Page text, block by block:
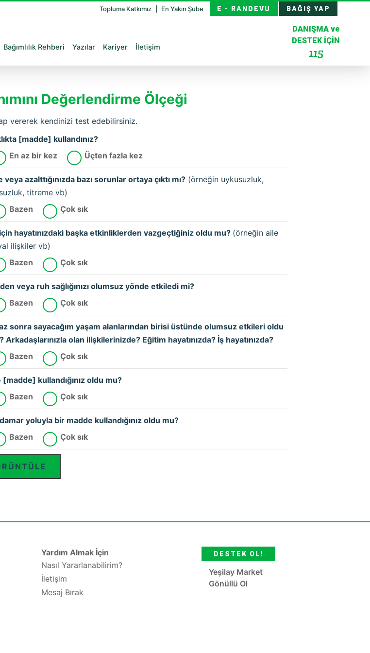
Topluma Katkımız En Yakın Şube E - RANDEVU BAĞIŞ YAP
Bağımlılık Rehberi Yazılar Kariyer İletişim
DANIŞMA ve
DESTEK İÇİN
115
Değerlendirme Ölçeği
vererek kendinizi test edebilirsiniz.
[madde] kullandınız?
En az bir kez Üçten fazla kez
azalttığınızda bazı sorunlar ortaya çıktı mı? (örneğin uykusuzluk,
titreme vb)
Bazen Çok sık
için hayatınızdaki başka etkinliklerden vazgeçtiğiniz oldu mu? (örneğin aile
ilişkiler vb)
Bazen Çok sık
veya ruh sağlığınızı olumsuz yönde etkiledi mi?
Bazen Çok sık
sonra sayacağım yaşam alanlarından birisi üstünde olumsuz etkileri oldu
olan ilişkilerinizde? Eğitim hayatınızda? İş hayatınızda?
Bazen Çok sık
kullandığınız oldu mu?
Bazen Çok sık
yoluyla bir madde kullandığınız oldu mu?
Bazen Çok sık
Yardım Almak İçin
Nasıl Yararlanabilirim?
İletişim
Mesaj Bırak
DESTEK OL!
Yeşilay Market
Gönüllü Ol